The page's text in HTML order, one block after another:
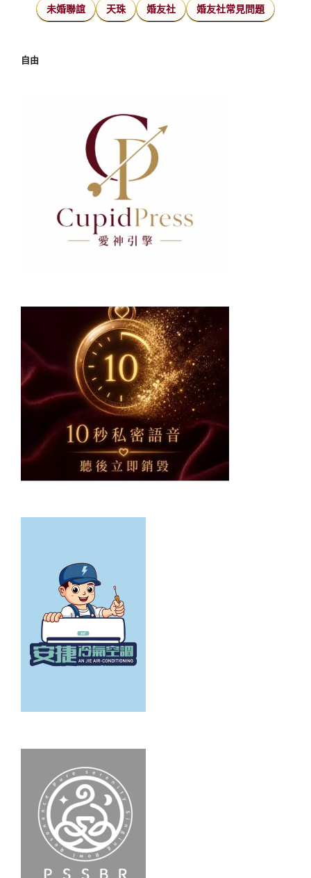
未婚聯誼 天珠 婚友社 婚友社常見問題
自由